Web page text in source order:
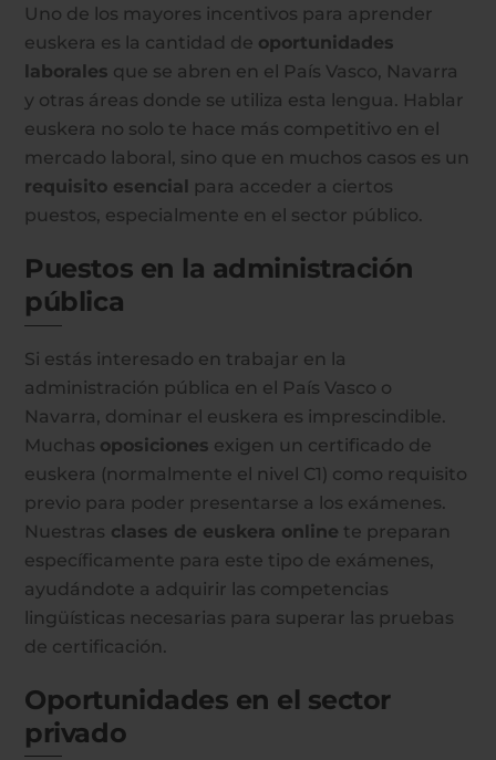
Uno de los mayores incentivos para aprender
euskera es la cantidad de oportunidades
laborales que se abren en el País Vasco, Navarra
y otras áreas donde se utiliza esta lengua. Hablar
euskera no solo te hace más competitivo en el
mercado laboral, sino que en muchos casos es un
requisito esencial para acceder a ciertos
puestos, especialmente en el sector público.
Puestos en la administración
pública
Si estás interesado en trabajar en la
administración pública en el País Vasco o
Navarra, dominar el euskera es imprescindible.
Muchas oposiciones exigen un certificado de
euskera (normalmente el nivel C1) como requisito
previo para poder presentarse a los exámenes.
Nuestras clases de euskera online te preparan
específicamente para este tipo de exámenes,
ayudándote a adquirir las competencias
lingüísticas necesarias para superar las pruebas
de certificación.
Oportunidades en el sector
privado